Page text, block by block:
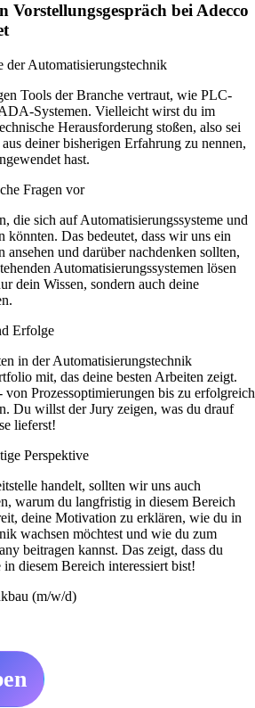
Vorstellungsgespräch bei Adecco
der Automatisierungstechnik
Tools der Branche vertraut, wie PLC-
Systemen. Vielleicht wirst du im
Herausforderung stoßen, also sei
deiner bisherigen Erfahrung zu nennen,
hast.
Fragen vor
die sich auf Automatisierungssysteme und
könnten. Das bedeutet, dass wir uns ein
ansehen und darüber nachdenken sollten,
Automatisierungssystemen lösen
dein Wissen, sondern auch deine
Erfolge
in der Automatisierungstechnik
mit, das deine besten Arbeiten zeigt.
von Prozessoptimierungen bis zu erfolgreich
Du willst der Jury zeigen, was du drauf
lieferst!
Perspektive
handelt, sollten wir uns auch
warum du langfristig in diesem Bereich
deine Motivation zu erklären, wie du in
wachsen möchtest und wie du zum
beitragen kannst. Das zeigt, dass du
diesem Bereich interessiert bist!
(m/w/d)